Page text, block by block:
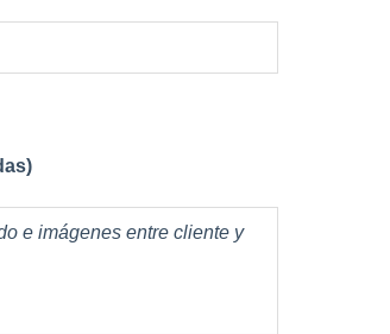
e imágenes entre cliente y